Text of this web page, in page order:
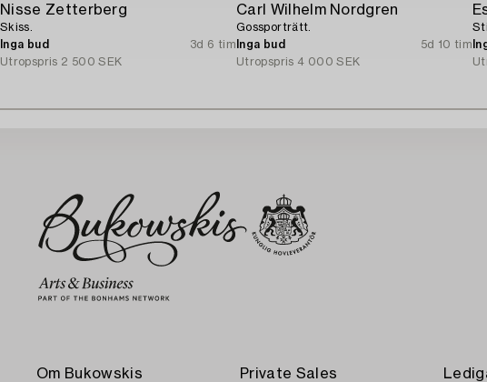
Nisse Zetterberg
Skiss.
Inga bud
3d 6 tim
Utropspris 2 500 SEK
Carl Wilhelm Nordgren
Gossporträtt.
Inga bud
5d 10 tim
Utropspris 4 000 SEK
Om Bukowskis Private Sales